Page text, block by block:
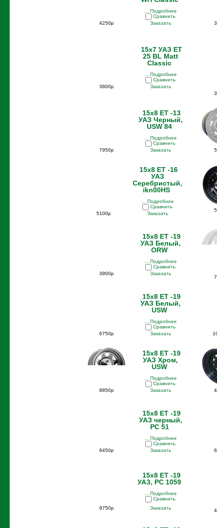
... Подробнее
Сравнить
4250р
Заказать
15x7 УАЗ ET
25 BL Matt
Classic
... Подробнее
Сравнить
3800р
Заказать
15x8 ET -13
УАЗ Черный,
USW 84
... Подробнее
Сравнить
7950р
Заказать
15x8 ET -16
УАЗ
Серебристый,
ikn00HS
... Подробнее
Сравнить
5100р
Заказать
15x8 ET -19
УАЗ Белый,
ORW
... Подробнее
Сравнить
3900р
Заказать
15x8 ET -19
УАЗ Белый,
USW
... Подробнее
Сравнить
6750р
Заказать
15x8 ET -19
УАЗ Хром,
USW
... Подробнее
Сравнить
8850р
Заказать
15x8 ET -19
УАЗ черный,
PC 51
... Подробнее
Сравнить
6450р
Заказать
15x8 ET -19
УАЗ, PC 1059
... Подробнее
Сравнить
9750р
Заказать